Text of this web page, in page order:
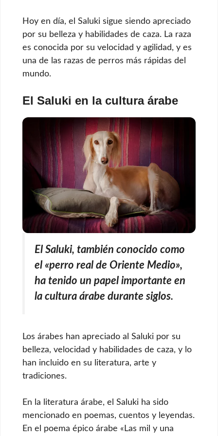
Hoy en día, el Saluki sigue siendo apreciado
por su belleza y habilidades de caza. La raza
es conocida por su velocidad y agilidad, y es
una de las razas de perros más rápidas del
mundo.
El Saluki en la cultura árabe
El Saluki, también conocido como
el «perro real de Oriente Medio»,
ha tenido un papel importante en
la cultura árabe durante siglos.
Los árabes han apreciado al Saluki por su
belleza, velocidad y habilidades de caza, y lo
han incluido en su literatura, arte y
tradiciones.
En la literatura árabe, el Saluki ha sido
mencionado en poemas, cuentos y leyendas.
En el poema épico árabe «Las mil y una